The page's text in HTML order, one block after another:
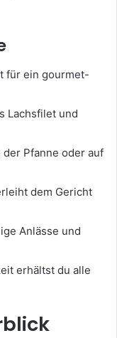
für ein gourmet-
Lachsfilet und
Pfanne oder auf
dem Gericht
Anlässe und
erhältst du alle